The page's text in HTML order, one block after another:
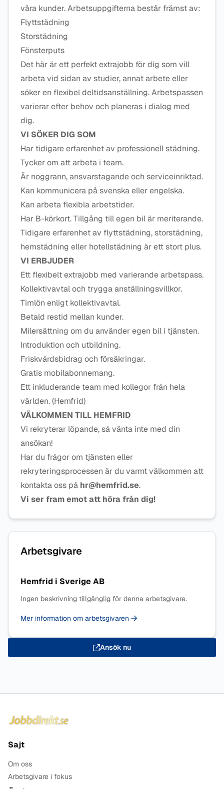
våra kunder. Arbetsuppgifterna består främst av:
Flyttstädning
Storstädning
Fönsterputs
Det här är ett perfekt extrajobb för dig som vill
arbeta vid sidan av studier, annat arbete eller
söker en flexibel deltidsanställning. Arbetspassen
varierar efter behov och planeras i dialog med
dig.
VI SÖKER DIG SOM
Har tidigare erfarenhet av professionell städning.
Tycker om att arbeta i team.
Är noggrann, ansvarstagande och serviceinriktad.
Kan kommunicera på svenska eller engelska.
Kan arbeta flexibla arbetstider.
Har B-körkort. Tillgång till egen bil är meriterande.
Tidigare erfarenhet av flyttstädning, storstädning,
hemstädning eller hotellstädning är ett stort plus.
VI ERBJUDER
Ett flexibelt extrajobb med varierande arbetspass.
Kollektivavtal och trygga anställningsvillkor.
Timlön enligt kollektivavtal.
Betald restid mellan kunder.
Milersättning om du använder egen bil i tjänsten.
Introduktion och utbildning.
Friskvårdsbidrag och försäkringar.
Gratis mobilabonnemang.
Ett inkluderande team med kollegor från hela
världen. (Hemfrid)
VÄLKOMMEN TILL HEMFRID
Vi rekryterar löpande, så vänta inte med din
ansökan!
Har du frågor om tjänsten eller
rekryteringsprocessen är du varmt välkommen att
kontakta oss på hr@hemfrid.se.
Vi ser fram emot att höra från dig!
Arbetsgivare
Hemfrid i Sverige AB
Ingen beskrivning tillgänglig för denna arbetsgivare.
Mer information om arbetsgivaren
Ansök nu
Sajt
Om oss
Arbetsgivare i fokus